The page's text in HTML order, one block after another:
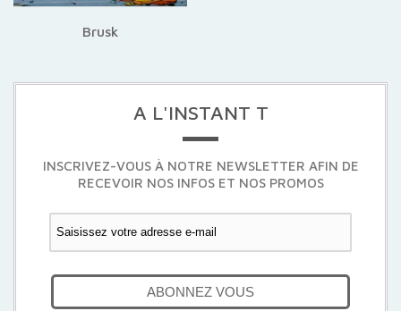
Brusk
A L'INSTANT T
INSCRIVEZ-VOUS À NOTRE NEWSLETTER AFIN DE
RECEVOIR NOS INFOS ET NOS PROMOS
ABONNEZ VOUS